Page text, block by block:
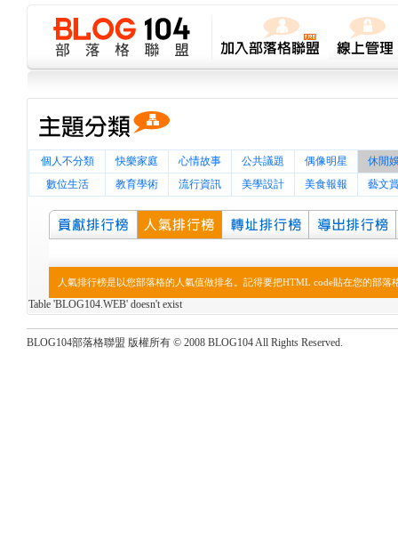
個人不分類 快樂家庭 心情故事 公共議題 偶像明星
休閒
數位生活
教育學術 流行資訊 美學設計 美食報報 藝文
人氣排行榜是以您部落格的人氣值做排名。記得要把HTML code貼在您的部
Table 'BLOG104.WEB' doesn't exist
BLOG104部落格聯盟 版權所有 © 2008 BLOG104 All Rights Reserved.